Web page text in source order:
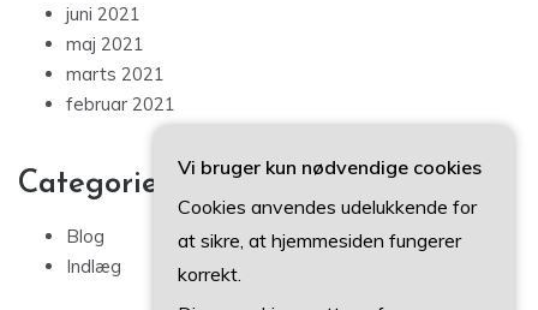
juni 2021
maj 2021
marts 2021
februar 2021
Categories
Blog
Indlæg
Vi bruger kun nødvendige cookies
Cookies anvendes udelukkende for
at sikre, at hjemmesiden fungerer
korrekt.